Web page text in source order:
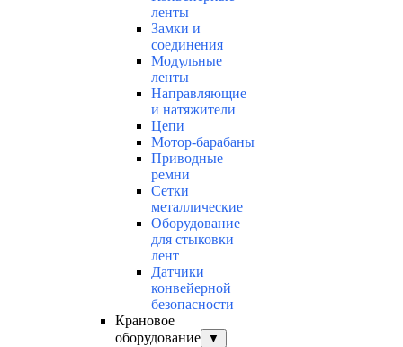
ленты
Замки и
соединения
Модульные
ленты
Направляющие
и натяжители
Цепи
Мотор-барабаны
Приводные
ремни
Сетки
металлические
Оборудование
для стыковки
лент
Датчики
конвейерной
безопасности
Крановое
оборудование
▼